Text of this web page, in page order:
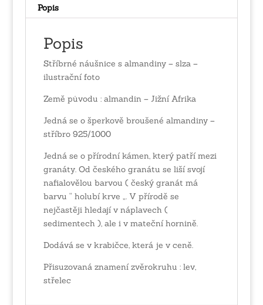
Popis
Popis
Stříbrné náušnice s almandiny – slza –
ilustrační foto
Země původu : almandin – Jižní Afrika
Jedná se o šperkově broušené almandiny –
stříbro 925/1000
Jedná se o přírodní kámen, který patří mezi
granáty. Od českého granátu se liší svojí
nafialovělou barvou ( český granát má
barvu “ holubí krve „. V přírodě se
nejčastěji hledají v náplavech (
sedimentech ), ale i v mateční hornině.
Dodává se v krabičce, která je v ceně.
Přisuzovaná znamení zvěrokruhu : lev,
střelec